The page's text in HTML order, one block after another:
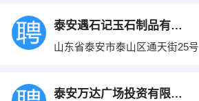
泰安遇石记玉石制品有限公司
山东省泰安市泰山区通天街25号
泰安万达广场投资有限公司